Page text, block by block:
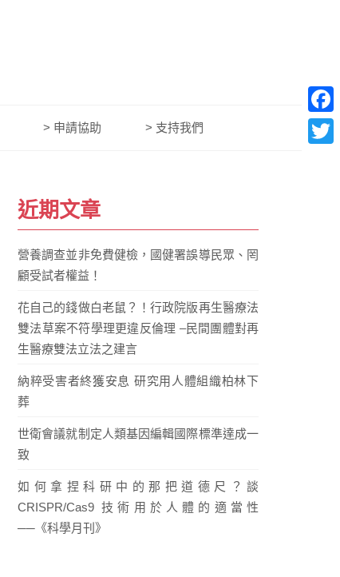
> 申請協助 > 支持我們
近期文章
營養調查並非免費健檢，國健署誤導民眾、罔
顧受試者權益！
花自己的錢做白老鼠？！行政院版再生醫療法
雙法草案不符學理更違反倫理 –民間團體對再
生醫療雙法立法之建言
納粹受害者終獲安息 研究用人體組織柏林下
葬
世衛會議就制定人類基因編輯國際標準達成一
致
如何拿捏科研中的那把道德尺？談
CRISPR/Cas9 技術用於人體的適當性
──《科學月刊》